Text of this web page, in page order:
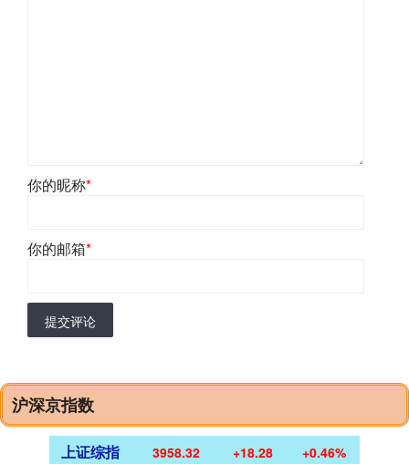
你的昵称*
你的邮箱*
提交评论
沪深京指数
上证综指 3958.32 +18.28 +0.46%